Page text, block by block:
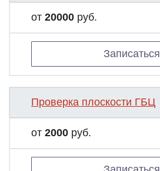
от 20000 руб.
Записаться
Проверка плоскости ГБЦ
от 2000 руб.